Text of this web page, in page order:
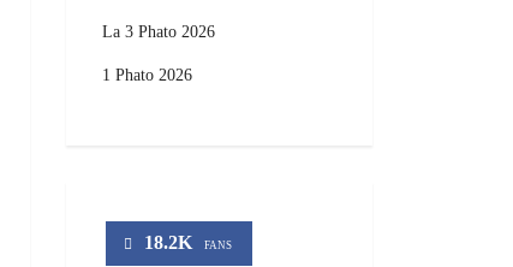
La 3 Phato 2026
1 Phato 2026
18.2K FANS